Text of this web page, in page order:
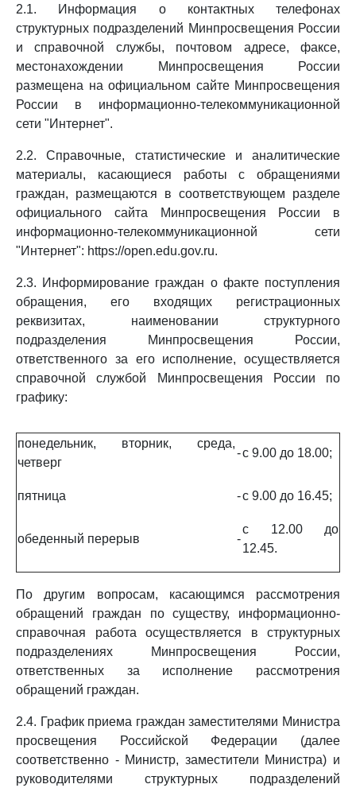
2.1. Информация о контактных телефонах
структурных подразделений Минпросвещения России
и справочной службы, почтовом адресе, факсе,
местонахождении Минпросвещения России
размещена на официальном сайте Минпросвещения
России в информационно-телекоммуникационной
сети "Интернет".
2.2. Справочные, статистические и аналитические
материалы, касающиеся работы с обращениями
граждан, размещаются в соответствующем разделе
официального сайта Минпросвещения России в
информационно-телекоммуникационной сети
"Интернет": https://open.edu.gov.ru.
2.3. Информирование граждан о факте поступления
обращения, его входящих регистрационных
реквизитах, наименовании структурного
подразделения Минпросвещения России,
ответственного за его исполнение, осуществляется
справочной службой Минпросвещения России по
графику:
понедельник, вторник, среда,
четверг
-с 9.00 до 18.00;
пятница -с 9.00 до 16.45;
обеденный перерыв -
с 12.00 до
12.45.
По другим вопросам, касающимся рассмотрения
обращений граждан по существу, информационно-
справочная работа осуществляется в структурных
подразделениях Минпросвещения России,
ответственных за исполнение рассмотрения
обращений граждан.
2.4. График приема граждан заместителями Министра
просвещения Российской Федерации (далее
соответственно - Министр, заместители Министра) и
руководителями структурных подразделений